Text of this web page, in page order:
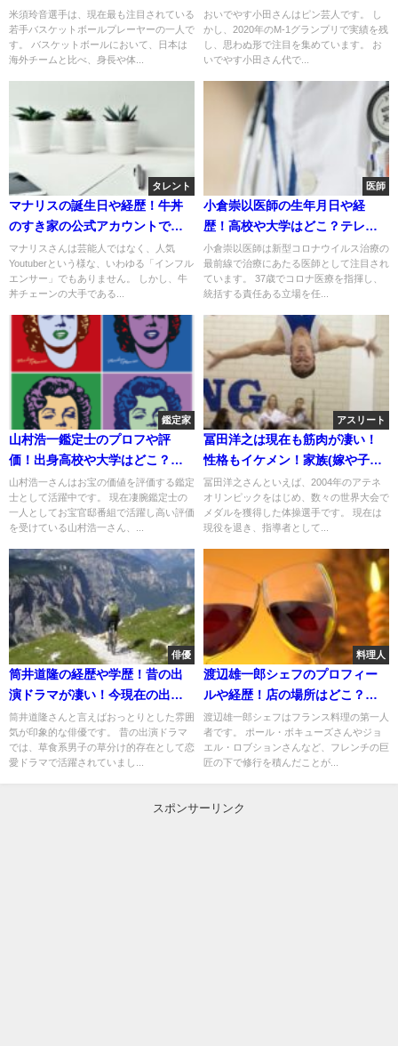
どこ？
米須玲音選手は、現在最も注目されている
若手バスケットボールプレーヤーの一人で
す。 バスケットボールにおいて、日本は
海外チームと比べ、身長や体...
事務所はどこ？
おいでやす小田さんはピン芸人です。 し
かし、2020年のM-1グランプリで実績を残
し、思わぬ形で注目を集めています。 お
いでやす小田さん代で...
タレント
マナリスの誕生日や経歴！牛丼
のすき家の公式アカウントで紹
介された理由！
マナリスさんは芸能人ではなく、人気
Youtuberという様な、いわゆる「インフル
エンサー」でもありません。 しかし、牛
丼チェーンの大手である...
医師
小倉崇以医師の生年月日や経
歴！高校や大学はどこ？テレビ
に出たECMONETとは！
小倉崇以医師は新型コロナウイルス治療の
最前線で治療にあたる医師として注目され
ています。 37歳でコロナ医療を指揮し、
統括する責任ある立場を任...
鑑定家
山村浩一鑑定士のプロフや評
価！出身高校や大学はどこ？結
婚した嫁や子供はいる？
山村浩一さんはお宝の価値を評価する鑑定
士として活躍中です。 現在凄腕鑑定士の
一人としてお宝官邸番組で活躍し高い評価
を受けている山村浩一さん、...
アスリート
冨田洋之は現在も筋肉が凄い！
性格もイケメン！家族(嫁や子供)
について！
冨田洋之さんといえば、2004年のアテネ
オリンピックをはじめ、数々の世界大会で
メダルを獲得した体操選手です。 現在は
現役を退き、指導者として...
俳優
筒井道隆の経歴や学歴！昔の出
演ドラマが凄い！今現在の出演
情報！
筒井道隆さんと言えばおっとりとした雰囲
気が印象的な俳優です。 昔の出演ドラマ
では、草食系男子の草分け的存在として恋
愛ドラマで活躍されていまし...
料理人
渡辺雄一郎シェフのプロフィー
ルや経歴！店の場所はどこ？メ
ニューの彩がきれい！
渡辺雄一郎シェフはフランス料理の第一人
者です。 ポール・ボキューズさんやジョ
エル・ロブションさんなど、フレンチの巨
匠の下で修行を積んだことが...
スポンサーリンク